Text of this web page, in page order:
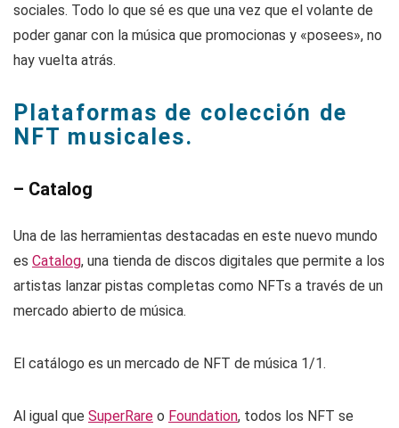
sociales. Todo lo que sé es que una vez que el volante de
poder ganar con la música que promocionas y «posees», no
hay vuelta atrás.
Plataformas de colección de
NFT musicales.
– Catalog
Una de las herramientas destacadas en este nuevo mundo
es Catalog, una tienda de discos digitales que permite a los
artistas lanzar pistas completas como NFTs a través de un
mercado abierto de música.
El catálogo es un mercado de NFT de música 1/1.
Al igual que SuperRare o Foundation, todos los NFT se